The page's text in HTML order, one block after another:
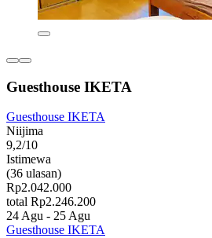
Guesthouse IKETA
Guesthouse IKETA
Niijima
9,2/10
Istimewa
(36 ulasan)
Rp2.042.000
total Rp2.246.200
24 Agu - 25 Agu
Guesthouse IKETA